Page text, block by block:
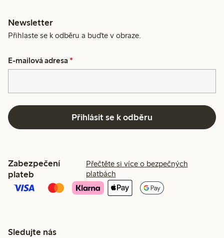
Newsletter
Přihlaste se k odběru a buďte v obraze.
E-mailová adresa *
Přihlásit se k odběru
Zabezpečení
plateb
Přečtěte si více o bezpečných
platbách
Sledujte nás